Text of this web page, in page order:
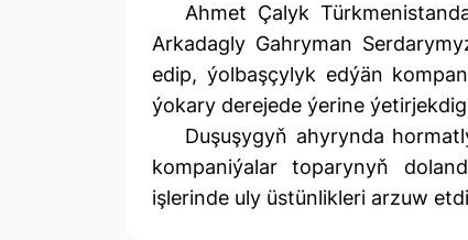
Ahmet Çalyk
Arkadagly Gahryman
edip, ýolbaşçylyk edýän
ýokary derejede ýerine
Duşuşygyň ahyrynda
kompaniýalar toparynyň
işlerinde uly üstünlikleri arzuw